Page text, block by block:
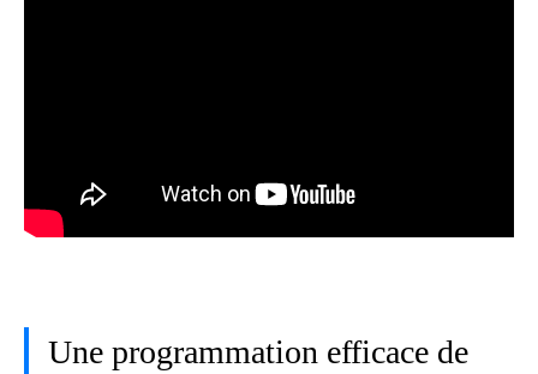
Une programmation efficace de